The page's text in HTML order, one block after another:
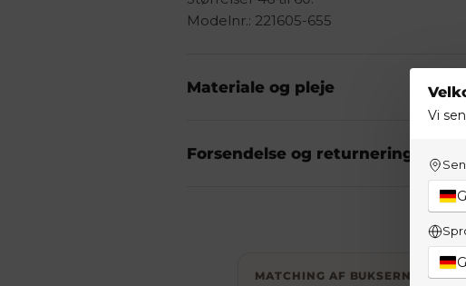
Modelnr.: 221605-655
Materiale og pleje
Forsendelse og returnering
MATCHING AF BUKSERNE
Vi